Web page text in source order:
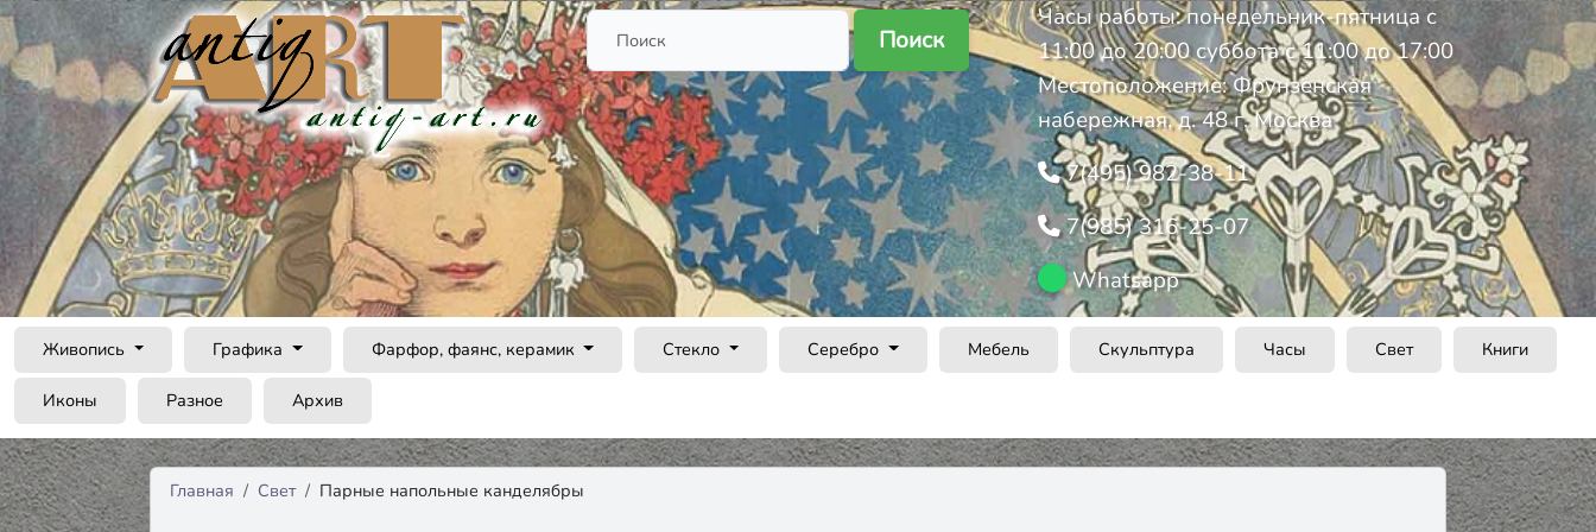
Поиск
Часы работы: понедельник-пятница с
11:00 до 20:00 суббота с 11:00 до 17:00
Местоположение: Фрунзенская
набережная, д. 48 г. Москва
7(495) 982-38-11
7(985) 316-25-07
Whatsapp
Живопись Графика Фарфор, фаянс, керамик Стекло Серебро Мебель Скульптура Часы Свет Книги
Иконы Разное Архив
Главная Свет Парные напольные канделябры